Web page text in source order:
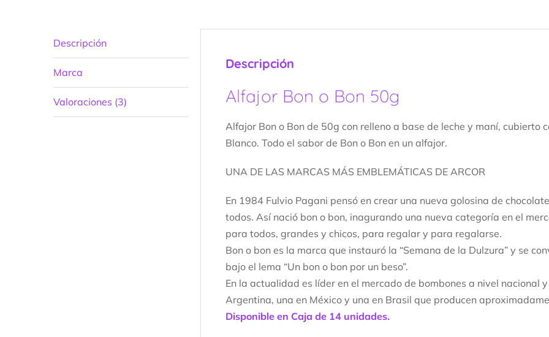
Descripción
Marca
Valoraciones (3)
Descripción
Alfajor Bon o Bon 50g
Alfajor Bon o Bon de 50g con relleno a base de leche y maní, cubierto
Blanco. Todo el sabor de Bon o Bon en un alfajor.
UNA DE LAS MARCAS MÁS EMBLEMÁTICAS DE ARCOR
En 1984 Fulvio Pagani pensó en crear una nueva golosina de
todos. Así nació bon o bon, inagurando una nueva categoría en el
para todos, grandes y chicos, para regalar y para regalarse.
Bon o bon es la marca que instauró la “Semana de la Dulzura” y se
bajo el lema “Un bon o bon por un beso”.
En la actualidad es líder en el mercado de bombones a nivel nacional
Argentina, una en México y una en Brasil que producen
Disponible en Caja de 14 unidades.